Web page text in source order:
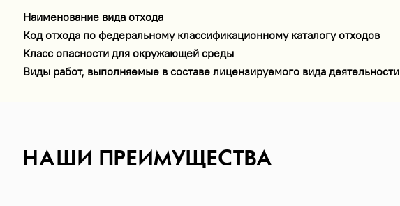
Наименование вида отхода
Код отхода по федеральному классификационному каталогу отходов
Класс опасности для окружающей среды
Виды работ, выполняемые в составе лицензируемого вида деятельности
НАШИ ПРЕИМУЩЕСТВА